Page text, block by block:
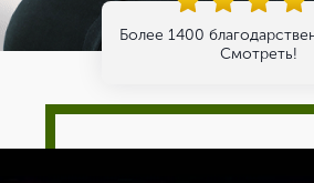
Более 1400
Смотреть!